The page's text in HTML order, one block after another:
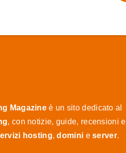
Magazine è un sito dedicato al
, con notizie, guide, recensioni e
hosting,domini eserver.